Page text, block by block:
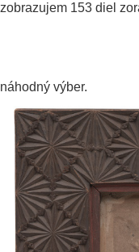
zobrazujem 153 diel
náhodný výber.